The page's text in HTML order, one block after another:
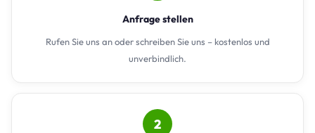
Anfrage stellen
Rufen Sie uns an oder schreiben Sie uns – kostenlos und
unverbindlich.
2